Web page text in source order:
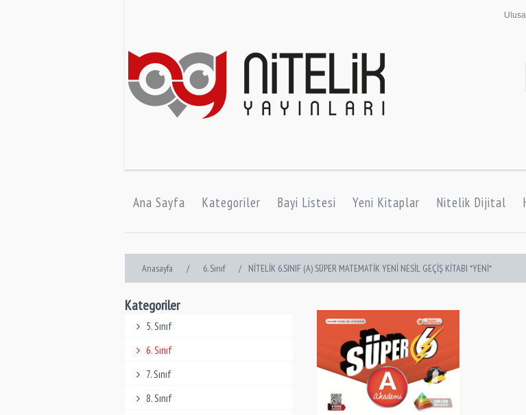
Ana Sayfa Kategoriler Bayi Listesi Yeni Kitaplar Nitelik Dijital
Anasayfa / 6. Sınıf / NİTELİK 6.SINIF (A) SÜPER MATEMATİK YENİ NESİL GEÇİŞ KİTABI *YENİ*
Kategoriler
5. Sınıf
6. Sınıf
7. Sınıf
8. Sınıf